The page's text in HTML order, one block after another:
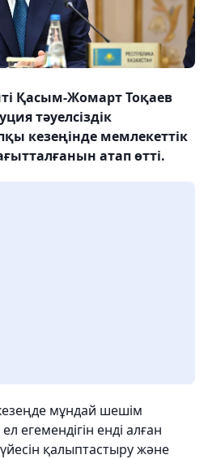
Қасым-Жомарт Тоқаев
тәуелсіздік
кезеңінде мемлекеттік
атап өтті.
мұндай шешім
егемендігін енді алған
қалыптастыру және